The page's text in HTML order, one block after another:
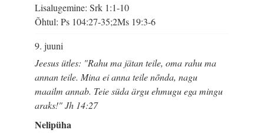
Lisalugemine: Srk 1:1-10
Õhtul: Ps 104:27-35;2Ms 19:3-6
9. juuni
Jeesus ütles: "Rahu ma jätan teile, oma rahu ma
annan teile. Mina ei anna teile nõnda, nagu
maailm annab. Teie süda ärgu ehmugu ega mingu
araks!" Jh 14:27
Nelipüha